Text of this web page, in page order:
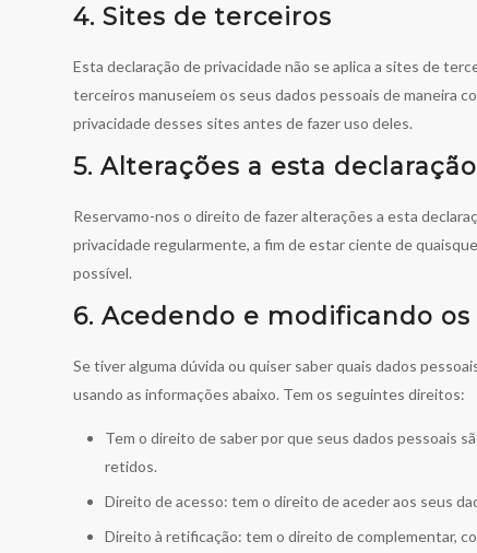
4. Sites de terceiros
Esta declaração de privacidade não se aplica a sites de
terceiros manuseiem os seus dados pessoais de maneira
privacidade desses sites antes de fazer uso deles.
5. Alterações a esta
Reservamo-nos o direito de fazer alterações a esta
privacidade regularmente, a fim de estar ciente de
possível.
6. Acedendo e modificando os
Se tiver alguma dúvida ou quiser saber quais dados
usando as informações abaixo. Tem os seguintes direitos:
Tem o direito de saber por que seus dados pessoais
retidos.
Direito de acesso: tem o direito de aceder aos seus
Direito à retificação: tem o direito de complementar,